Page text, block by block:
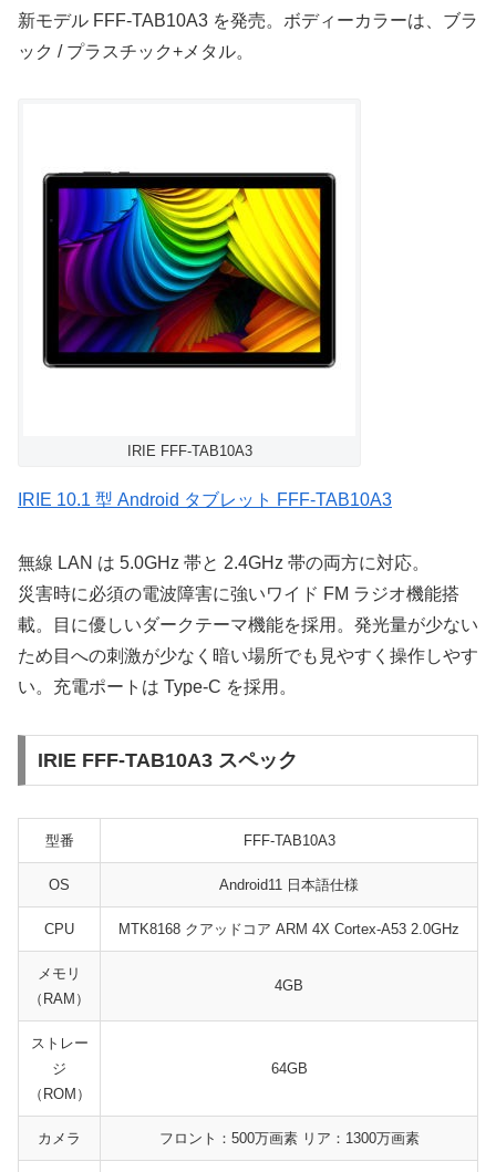
新モデル FFF-TAB10A3 を発売。ボディーカラーは、ブラ
ック / プラスチック+メタル。
IRIE FFF-TAB10A3
IRIE 10.1 型 Android タブレット FFF-TAB10A3
無線 LAN は 5.0GHz 帯と 2.4GHz 帯の両方に対応。
災害時に必須の電波障害に強いワイド FM ラジオ機能搭
載。目に優しいダークテーマ機能を採用。発光量が少ない
ため目への刺激が少なく暗い場所でも見やすく操作しやす
い。充電ポートは Type-C を採用。
IRIE FFF-TAB10A3 スペック
型番 FFF-TAB10A3
OS Android11 日本語仕様
CPU MTK8168 クアッドコア ARM 4X Cortex-A53 2.0GHz
メモリ
（RAM）
4GB
ストレー
ジ
（ROM）
64GB
カメラ フロント：500万画素 リア：1300万画素